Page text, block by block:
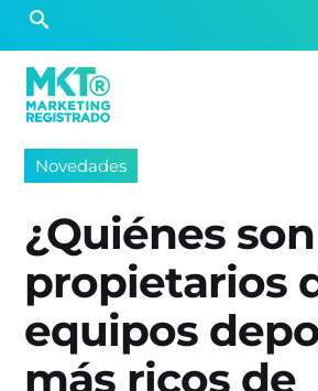
Novedades
¿Quiénes
propietarios
equipos
más ricos de